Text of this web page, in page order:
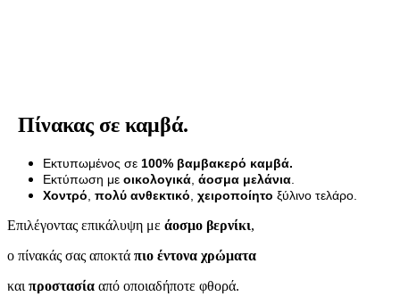
Πίνακας σε καμβά.
Εκτυπωμένος σε 100% βαμβακερό καμβά.
Εκτύπωση με οικολογικά άοσμα μελάνια
Χοντρό πολύ ανθεκτικό χειροποίητο ξύλινο τελάρο.
Επιλέγοντας επικάλυψη με άοσμο βερνίκι,
ο πίνακάς σας αποκτά πιο έντονα χρώματα
και προστασία από οποιαδήποτε φθορά.